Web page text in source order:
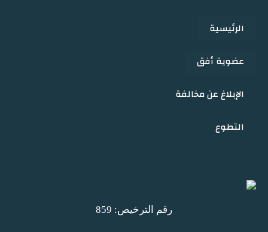
الرئيسية
عضوية أفق
الإبلاغ عن مخالفة
التطوع
رقم الترخيص: 859